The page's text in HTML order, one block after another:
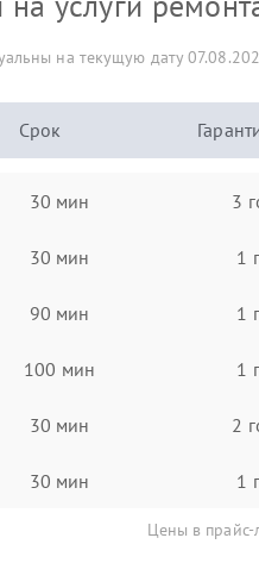
на текущую дату
Срок
30 мин 3
30 мин 1
90 мин 1
100 мин 1
30 мин 2
30 мин 1
Цены в прайс-